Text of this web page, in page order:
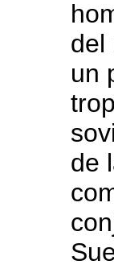
del
un
de